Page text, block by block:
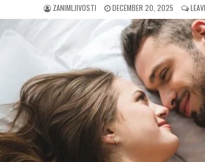
AUTHOR:
ZANIMLJIVOSTI
PUBLISHED
DATE:
DECEMBER 20, 2025